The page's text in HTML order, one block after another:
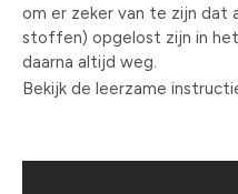
om er zeker van te zijn dat
stoffen) opgelost zijn in
daarna altijd weg.
Bekijk de leerzame